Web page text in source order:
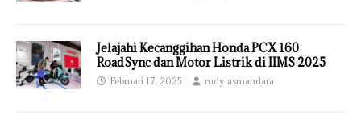
Jelajahi Kecanggihan Honda PCX 160
RoadSync dan Motor Listrik di IIMS 2025
Februari 17, 2025 rudy asmandara